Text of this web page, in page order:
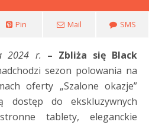
Pin Mail SMS
2024 r. – Zbliża się Black
sezon polowania na
oferty „Szalone okazje”
dostęp do ekskluzywnych
tablety, eleganckie